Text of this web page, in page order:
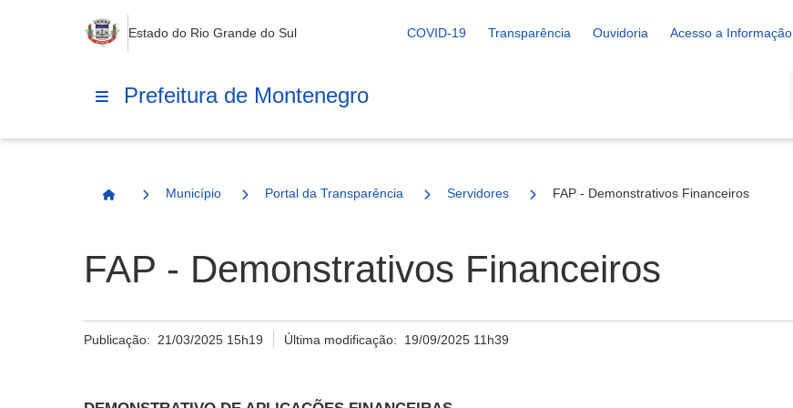
Estado do Rio Grande do Sul COVID-19 Transparência Ouvidoria Acesso a Informação
Prefeitura de Montenegro
Página Inicial
Município Portal da Transparência Servidores FAP - Demonstrativos Financeiros
FAP - Demonstrativos Financeiros
Publicação: 21/03/2025 15h19 Última modificação: 19/09/2025 11h39